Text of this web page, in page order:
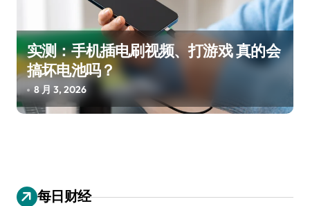
实测：手机插电刷视频、打游戏 真的会
搞坏电池吗？
8 月 3, 2026
每日财经